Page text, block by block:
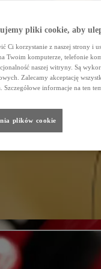
pliki cookie, aby
Ci korzystanie z naszej strony i
Twoim komputerze, telefonie
naszej witryny. Są
Zalecamy akceptację
Szczegółowe informacje na ten
plików cookie